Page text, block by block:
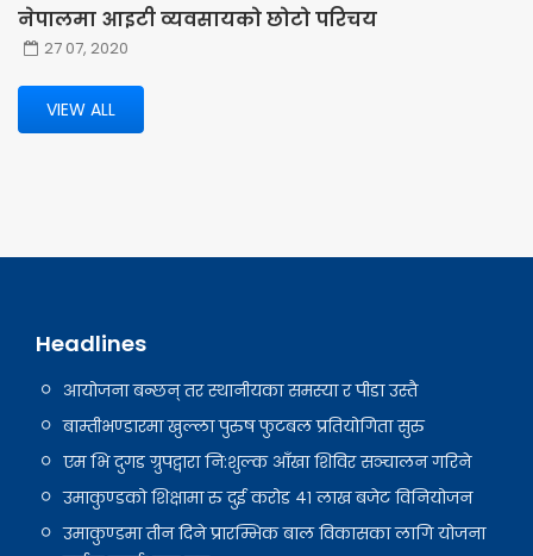
नेपालमा आइटी व्यवसायको छोटो परिचय
27 07, 2020
VIEW ALL
Headlines
आयोजना बन्छन् तर स्थानीयका समस्या र पीडा उस्तै
बाम्तीभण्डारमा खुल्ला पुरुष फुटबल प्रतियोगिता सुरु
एम भि दुगड ग्रुपद्वारा नि:शुल्क आँखा शिविर सञ्चालन गरिने
उमाकुण्डको शिक्षामा रु दुई करोड ४१ लाख बजेट विनियोजन
उमाकुण्डमा तीन दिने प्रारम्भिक बाल विकासका लागि योजना